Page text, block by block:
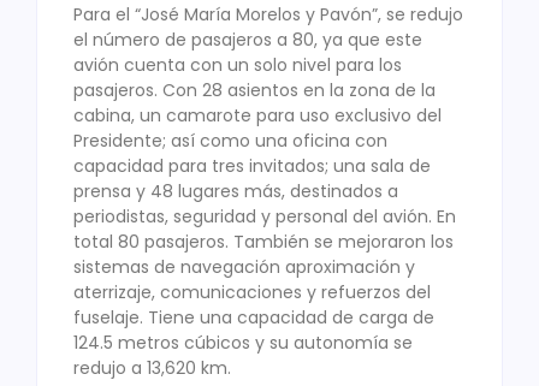
Para el “José María Morelos y Pavón”, se redujo
el número de pasajeros a 80, ya que este
avión cuenta con un solo nivel para los
pasajeros. Con 28 asientos en la zona de la
cabina, un camarote para uso exclusivo del
Presidente; así como una oficina con
capacidad para tres invitados; una sala de
prensa y 48 lugares más, destinados a
periodistas, seguridad y personal del avión. En
total 80 pasajeros. También se mejoraron los
sistemas de navegación aproximación y
aterrizaje, comunicaciones y refuerzos del
fuselaje. Tiene una capacidad de carga de
124.5 metros cúbicos y su autonomía se
redujo a 13,620 km.